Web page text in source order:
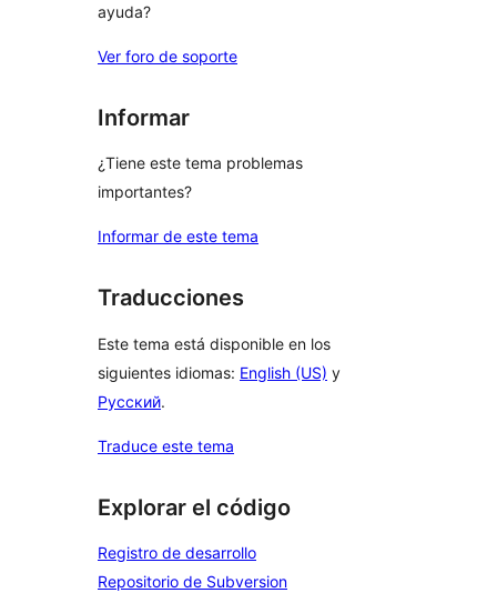
ayuda?
Ver foro de soporte
Informar
¿Tiene este tema problemas
importantes?
Informar de este tema
Traducciones
Este tema está disponible en los
siguientes idiomas: English (US) y
Русский.
Traduce este tema
Explorar el código
Registro de desarrollo
Repositorio de Subversion